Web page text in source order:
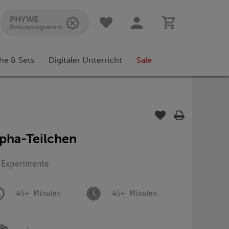
PHYWE
Bonusprogramm
& Sets Digitaler Unterricht Sale
Teilchen
45+ Minuten 45+ Minuten